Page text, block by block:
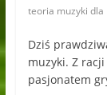
teoria muzyki dla
Dziś
muzyki. Z
pasjonatem